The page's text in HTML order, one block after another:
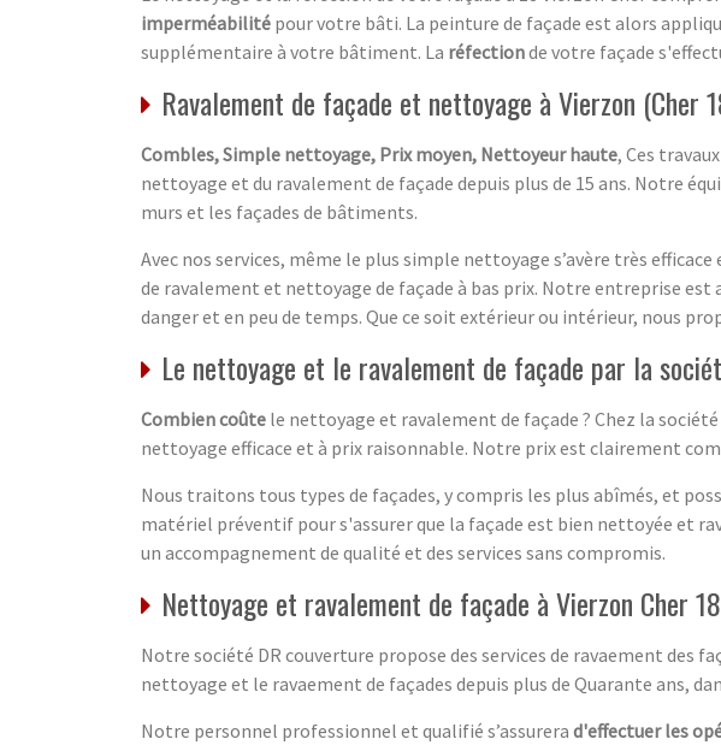
imperméabilité pour votre bâti. La peinture de façade est alors
supplémentaire à votre bâtiment. La réfectionde votre façade
Ravalement de façade et nettoyage à Vierzon (Cher
Combles, Simple nettoyage, Prix moyen, Nettoyeur haute, Ces
nettoyage et du ravalement de façade depuis plus de 15 ans. Notre
murs et les façades de bâtiments.
Avec nos services, même le plus simple nettoyage s’avère très
de ravalement et nettoyage de façade à bas prix. Notre entreprise
danger et en peu de temps. Que ce soit extérieur ou intérieur, nous
Le nettoyage et le ravalement de façade par la
Combien coûte le nettoyage et ravalement de façade ? Chez la
nettoyage efficace et à prix raisonnable. Notre prix est clairement
Nous traitons tous types de façades, y compris les plus abîmés, et
matériel préventif pour s'assurer que la façade est bien nettoyée et
un accompagnement de qualité et des services sans compromis.
Nettoyage et ravalement de façade à Vierzon Cher
Notre société DR couverture propose des services de ravaement des
nettoyage et le ravaement de façades depuis plus de Quarante ans,
Notre personnel professionnel et qualifié s’assurera d'effectuer les